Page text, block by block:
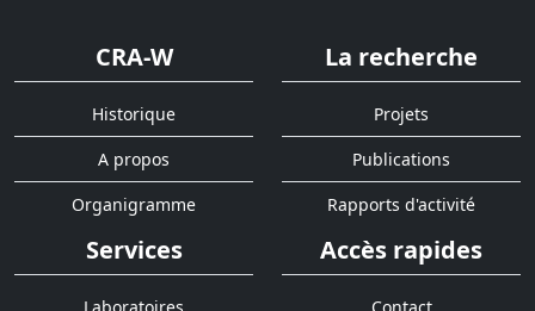
CRA-W
Historique
A propos
Organigramme
La recherche
Projets
Publications
Rapports d'activité
Services Accès rapides